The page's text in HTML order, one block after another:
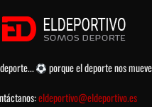
porque el deporte nos
eldeportivo@eldeportivo.es